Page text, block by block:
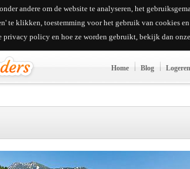
andere om de website te analyseren, het
te klikken, toestemming voor het gebruik van cookies
privacy policy en hoe ze worden gebruikt, bekijk dan onze
Home Blog